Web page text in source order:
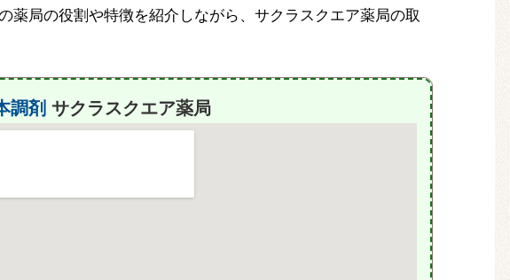
局の役割や特徴を紹介しながら、サクラスクエア薬局の取
調剤 サクラスクエア薬局